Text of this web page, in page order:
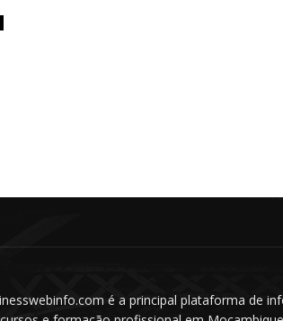
é a principal plataforma de